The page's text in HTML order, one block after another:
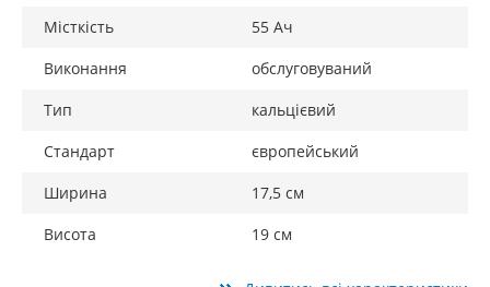
Місткість
55 Ач
Виконання
обслуговуваний
Тип
кальцієвий
Стандарт
європейський
Ширина
17,5 см
Висота
19 см